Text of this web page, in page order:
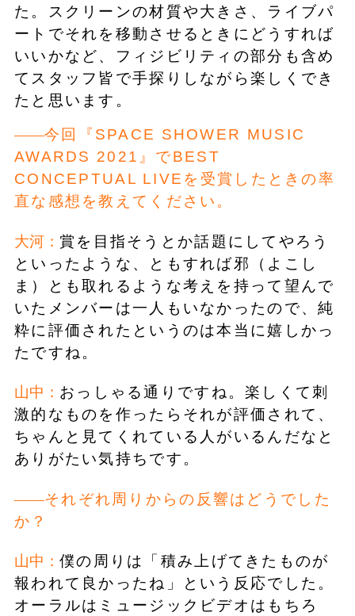
た。スクリーンの材質や大きさ、ライブパ
ートでそれを移動させるときにどうすれば
いいかなど、フィジビリティの部分も含め
てスタッフ皆で手探りしながら楽しくでき
たと思います。
今回『SPACE SHOWER MUSIC
AWARDS 2021』でBEST
CONCEPTUAL LIVEを受賞したときの率
直な感想を教えてください。
大河： 賞を目指そうとか話題にしてやろう
といったような、ともすれば邪（よこし
ま）とも取れるような考えを持って望んで
いたメンバーは一人もいなかったので、純
粋に評価されたというのは本当に嬉しかっ
たですね。
山中： おっしゃる通りですね。楽しくて刺
激的なものを作ったらそれが評価されて、
ちゃんと見てくれている人がいるんだなと
ありがたい気持ちです。
それぞれ周りからの反響はどうでした
か？
山中： 僕の周りは「積み上げてきたものが
報われて良かったね」という反応でした。
オーラルはミュージックビデオはもちろ